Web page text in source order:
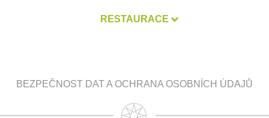
RESTAURACE
BEZPEČNOST DAT A OCHRANA OSOBNÍCH ÚDAJŮ